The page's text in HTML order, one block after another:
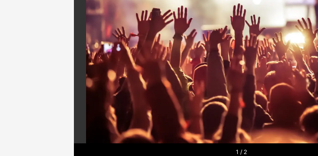
1 / 2